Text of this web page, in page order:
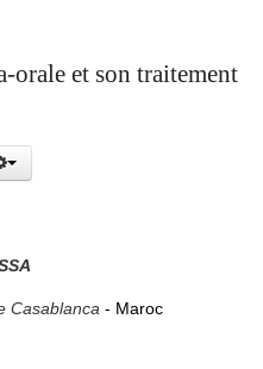
orale et son traitement
Casablanca - Maroc